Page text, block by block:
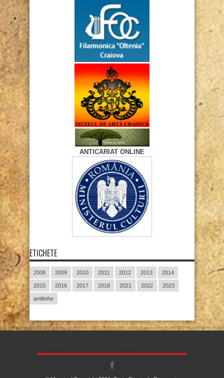
ANTICARIAT ONLINE
ETICHETE
2008 2009 2010 2011 2012 2013 2014
2015 2016 2017 2018 2021 2022 2023
antilethe